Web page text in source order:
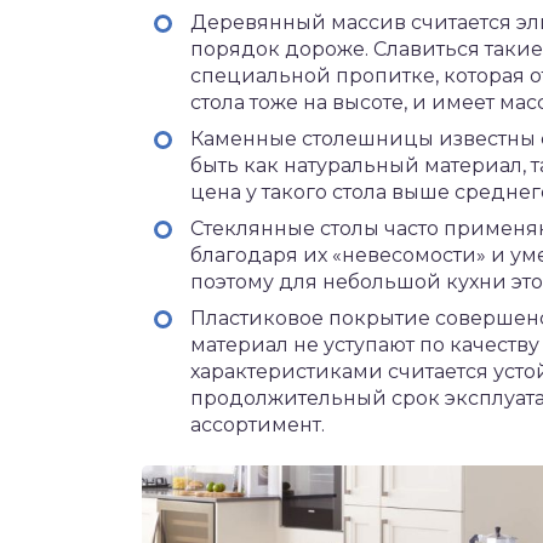
Деревянный массив считается
порядок дороже. Славиться
специальной пропитке, которая
стола тоже на высоте, и имеет
Каменные столешницы известны
быть как натуральный материал,
цена у такого стола выше
Стеклянные столы часто
благодаря их «невесомости» и
поэтому для небольшой кухни
Пластиковое покрытие
материал не уступают по
характеристиками считается
продолжительный срок
ассортимент.